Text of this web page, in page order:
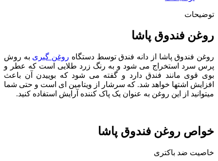
توضیحات
روغن فندوق پاشا
روغن فندوق پاشا از دانه فندق توسط دستگاه روغن گیری به روش
پرس سرد استخراج می شود و به رنگ زرد طلایی است که عطر و
بوی قوی مانند فندق دارد و گفته می شود که بوییدن آن باعث
افزایش اشتها خواهد شد. که سرشار از ویتامین ای است و حتی شما
میتوانید از این روغن به عنوان یک پاک کننده آرایش استفاده کنید.
خواص روغن فندوق پاشا
خاصیت ضد باکتری